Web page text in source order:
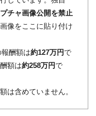
チャ画像公開を禁止
像をここに貼り付け
酬額は約127万円で
額は約258万円で
は含めていません。